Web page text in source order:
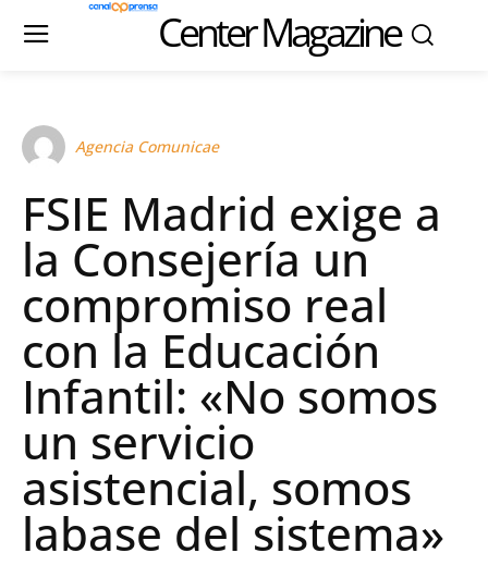
Center Magazine
Agencia Comunicae
FSIE Madrid exige a
la Consejería un
compromiso real
con la Educación
Infantil: «No somos
un servicio
asistencial, somos
labase del sistema»